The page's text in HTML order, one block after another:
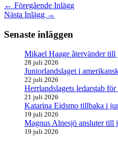
← Föregående Inlägg
Nästa Inlägg →
Senaste inläggen
Mikael Haage återvänder till
28 juli 2026
Juniorlandslaget i
22 juli 2026
Herrlandslagets ledarstab
21 juli 2026
Katarina Eidsmo tillbaka i
19 juli 2026
Magnus Alnesjö ansluter till
19 juli 2026